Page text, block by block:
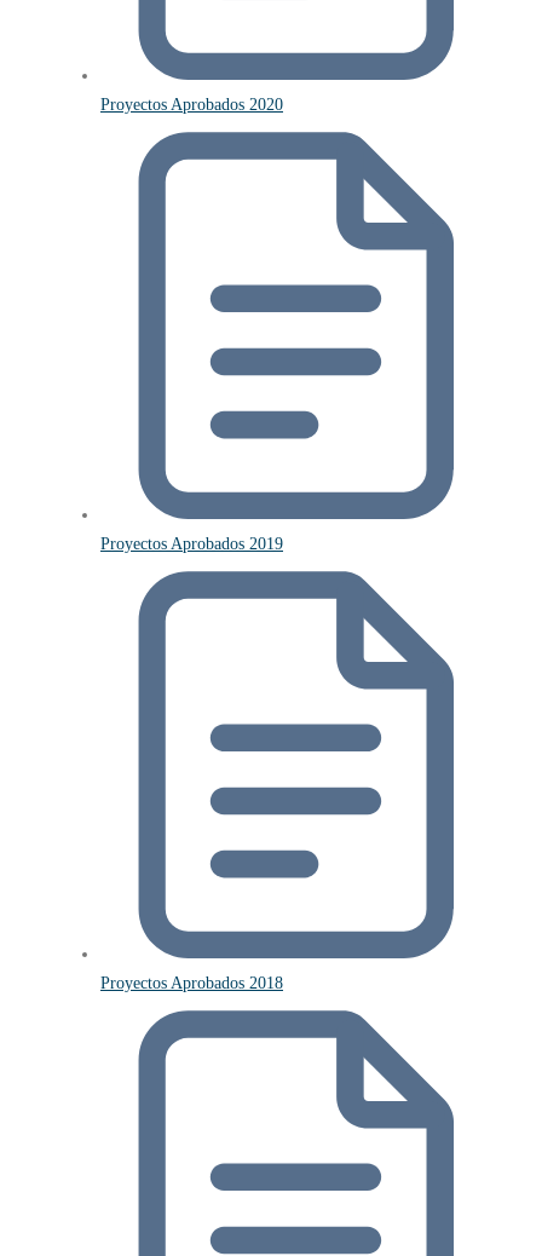
Proyectos Aprobados 2020
Proyectos Aprobados 2019
Proyectos Aprobados 2018